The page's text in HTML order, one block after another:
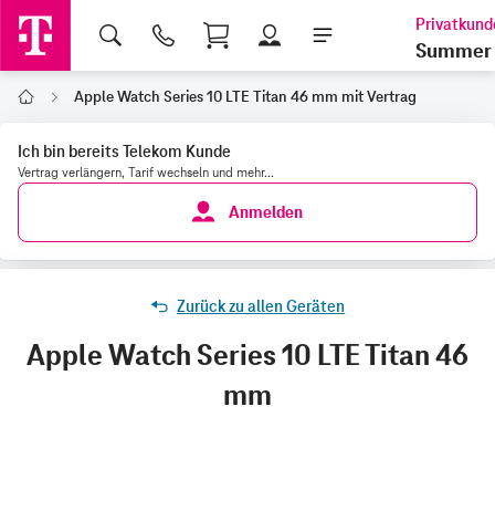
Shopping Cart
Summer
Home Apple Watch Series 10 LTE Titan 46 mm mit Vertrag
Ich bin bereits Telekom Kunde
Vertrag verlängern, Tarif wechseln und mehr...
Anmelden
Zurück zu allen Geräten
Apple Watch Series 10 LTE Titan 46
mm